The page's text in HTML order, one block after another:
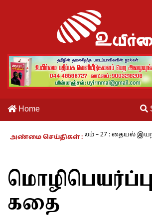
Home
அண்மை செய்திகள் :
நாம் வாழும் காலம் – 27 : தையல் இயந்திரத்தின்
கதை